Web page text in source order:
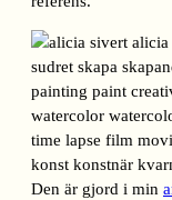
Den är gjord i min